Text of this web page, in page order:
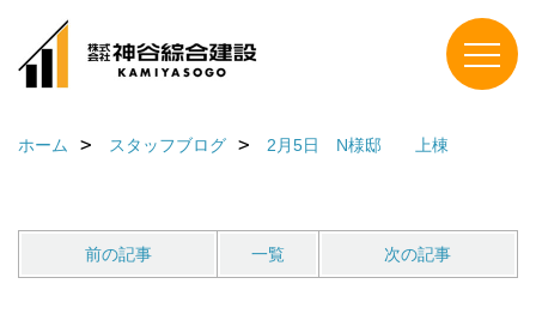
ホーム スタッフブログ 2月5日 N様邸 上棟
前の記事 一覧 次の記事